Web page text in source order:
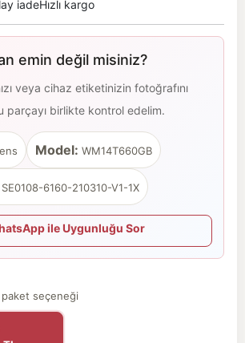
iadeHızlı kargo
emin değil misiniz?
veya cihaz etiketinizin fotoğrafını
parçayı birlikte kontrol edelim.
Model: WM14T660GB
SE0108-6160-210310-V1-1X
ile Uygunluğu Sor
seçeneği